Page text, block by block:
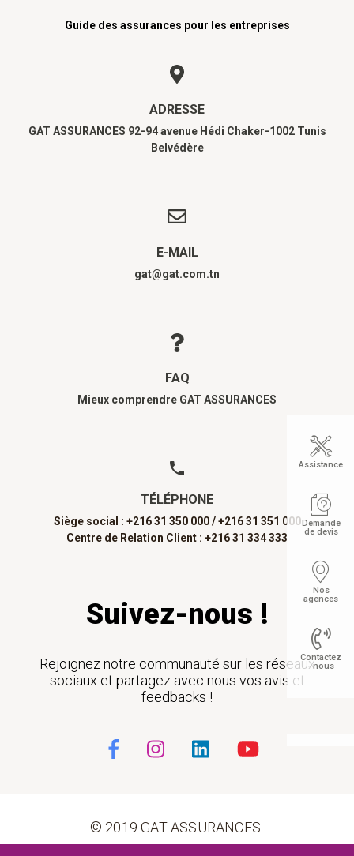
Guide des assurances pour les entreprises
ADRESSE
GAT ASSURANCES 92-94 avenue Hédi Chaker-1002 Tunis
Belvédère
E-MAIL
gat@gat.com.tn
FAQ
Mieux comprendre GAT ASSURANCES
TÉLÉPHONE
Siège social : +216 31 350 000 / +216 31 351 000
Centre de Relation Client : +216 31 334 333
Suivez-nous !
Rejoignez notre communauté sur les réseaux
sociaux et partagez avec nous vos avis et
feedbacks !
© 2019 GAT ASSURANCES
Assistance
Demande
de devis
Nos
agences
Contactez
- nous